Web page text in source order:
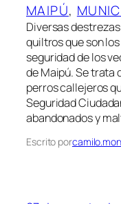
MAIPÚ,
Diversas
quiltros que son
seguridad de los
de Maipú. Se trata
perros callejeros
Seguridad
abandonados y
Escrito por